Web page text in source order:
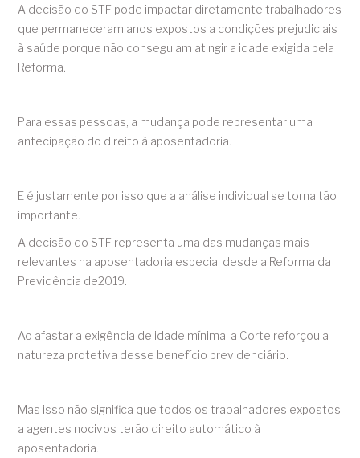
A decisão do STF pode impactar diretamente trabalhadores
que permaneceram anos expostos a condições prejudiciais
à saúde porque não conseguiam atingir a idade exigida pela
Reforma.
Para essas pessoas, a mudança pode representar uma
antecipação do direito à aposentadoria.
E é justamente por isso que a análise individual se torna tão
importante.
A decisão do STF representa uma das mudanças mais
relevantes na aposentadoria especial desde a Reforma da
Previdência de2019.
Ao afastar a exigência de idade mínima, a Corte reforçou a
natureza protetiva desse benefício previdenciário.
Mas isso não significa que todos os trabalhadores expostos
a agentes nocivos terão direito automático à
aposentadoria.